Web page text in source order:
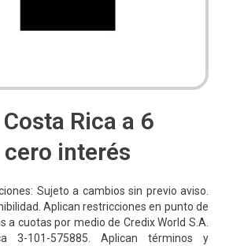
Rica a 6
interés
Sujeto a cambios sin previo aviso.
Aplican restricciones en punto de
a cuotas por medio de Credix World S.A.
3-101-575885. Aplican términos y